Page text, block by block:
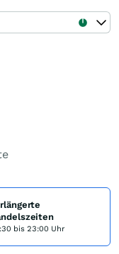
bis 23:00 Uhr